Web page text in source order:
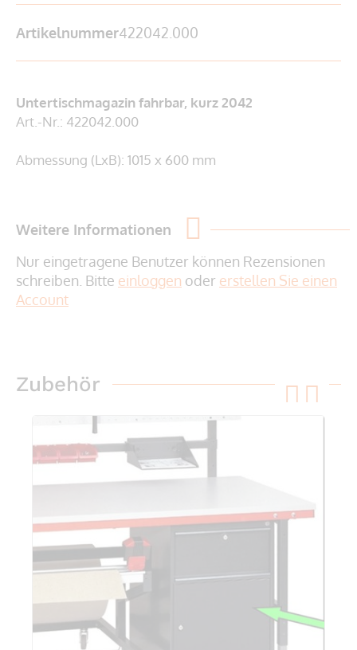
Artikelnummer422042.000
Untertischmagazin fahrbar, kurz 2042
Art.-Nr.: 422042.000
Abmessung (LxB): 1015 x 600 mm
Weitere Informationen
Nur eingetragene Benutzer können Rezensionen
schreiben. Bitte einloggen oder erstellen Sie einen
Account
Zubehör